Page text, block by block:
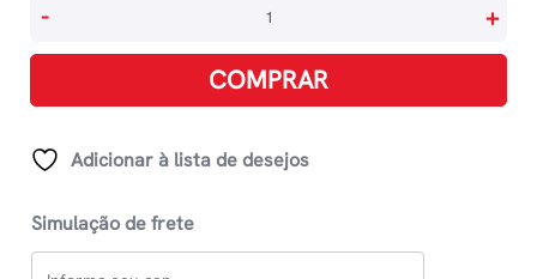
Crown
-
quantidade
- +
COMPRAR
Adicionar à lista de desejos
Simulação de frete